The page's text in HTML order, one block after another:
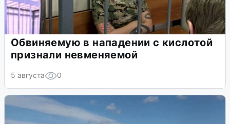
Обвиняемую в нападении с кислотой
признали невменяемой
5 августа 0